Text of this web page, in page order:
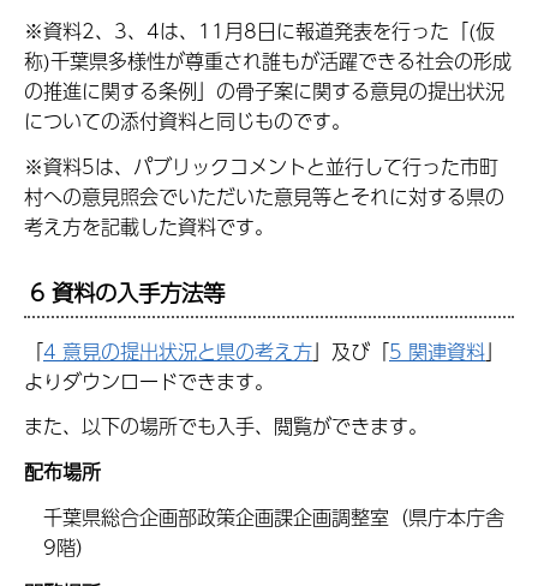
※資料2、3、4は、11月8日に報道発表を行った「(仮
称)千葉県多様性が尊重され誰もが活躍できる社会の形成
の推進に関する条例」の骨子案に関する意見の提出状況
についての添付資料と同じものです。
※資料5は、パブリックコメントと並行して行った市町
村への意見照会でいただいた意見等とそれに対する県の
考え方を記載した資料です。
6 資料の入手方法等
「4 意見の提出状況と県の考え方」及び「5 関連資料」
よりダウンロードできます。
また、以下の場所でも入手、閲覧ができます。
配布場所
千葉県総合企画部政策企画課企画調整室（県庁本庁舎
9階）